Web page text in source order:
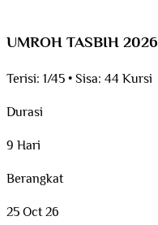
UMROH TASBIH 2026
Terisi: 1/45•Sisa: 44 Kursi
Durasi
9 Hari
Berangkat
25 Oct 26